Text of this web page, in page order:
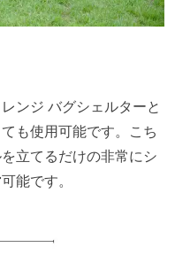
ンジ バグシェルターと
も使用可能です。こち
立てるだけの非常にシ
能です。